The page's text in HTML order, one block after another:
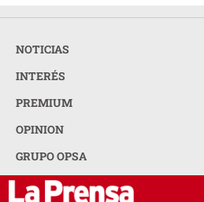
NOTICIAS
INTERÉS
PREMIUM
OPINION
GRUPO OPSA